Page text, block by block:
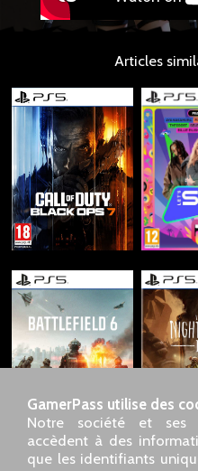
Articles
GamerPass utilise des
Notre société et ses
accèdent à des
que les identifiants